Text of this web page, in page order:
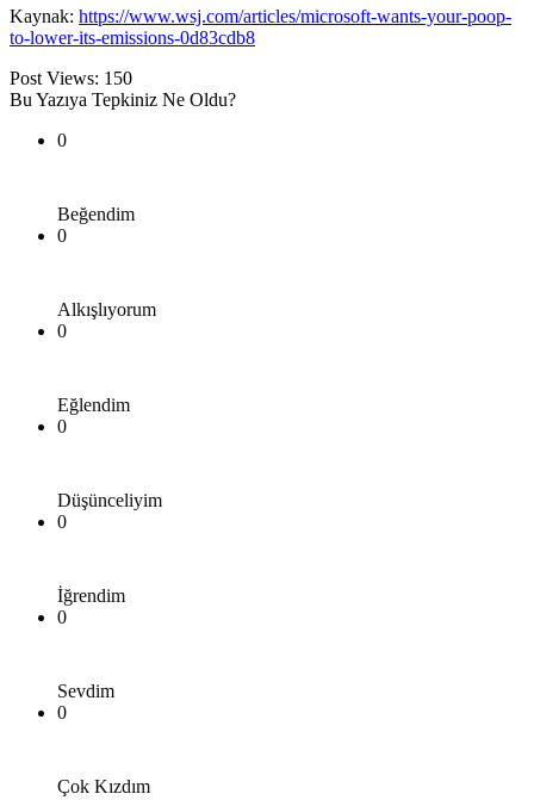
Kaynak: https://www.wsj.com/articles/microsoft-wants-your-poop-
to-lower-its-emissions-0d83cdb8
Post Views: 150
Bu Yazıya Tepkiniz Ne Oldu?
0
Beğendim
0
Alkışlıyorum
0
Eğlendim
0
Düşünceliyim
0
İğrendim
0
Sevdim
0
Çok Kızdım